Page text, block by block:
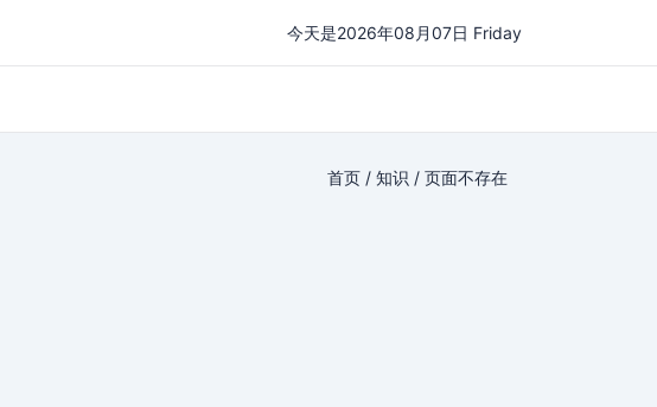
今天是2026年08月07日 Friday
首页 / 知识 / 页面不存在